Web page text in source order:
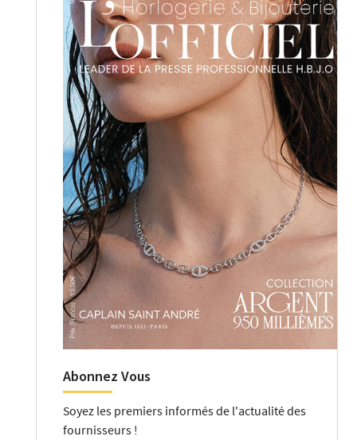
Abonnez Vous
Soyez les premiers informés de l'actualité des
fournisseurs !